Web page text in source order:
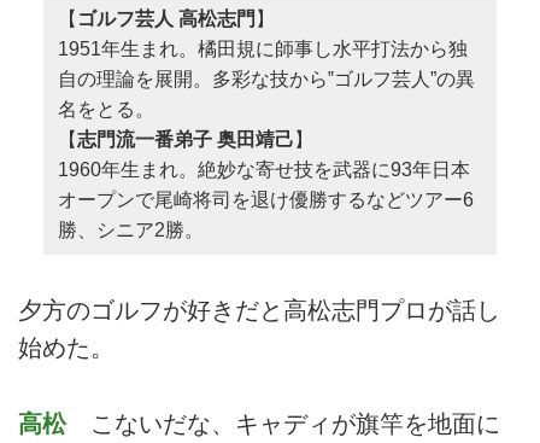
【 ゴルフ芸人 高松志門 】
1951年生まれ。橘田規に師事し水平打法から独
自の理論を展開。多彩な技から‟ゴルフ芸人”の異
名をとる。
【志門流一番弟子 奥田靖己 】
1960年生まれ。絶妙な寄せ技を武器に93年日本
オープンで尾崎将司を退け優勝するなどツアー6
勝、シニア2勝。
夕方のゴルフが好きだと高松志門プロが話し
始めた。
高松こないだな、キャディが旗竿を地面に